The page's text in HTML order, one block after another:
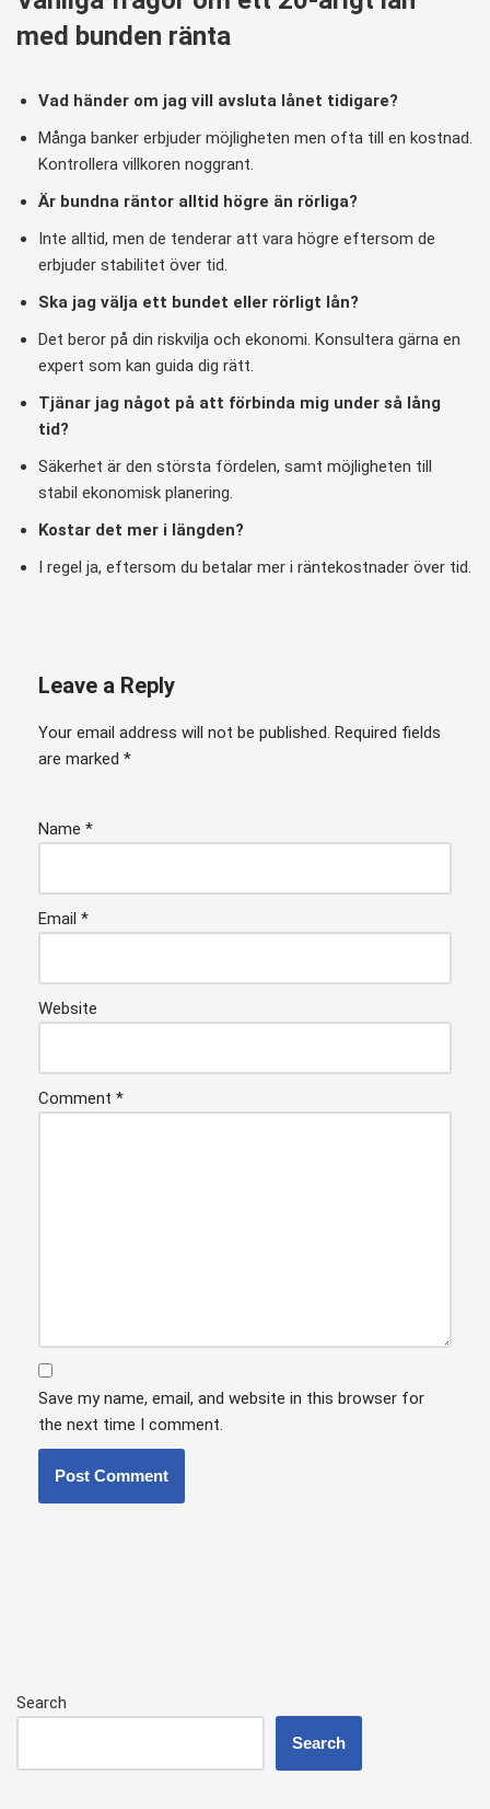
med bunden ränta
Vad händer om jag vill avsluta lånet tidigare?
Många banker erbjuder möjligheten men ofta till en kostnad.
Kontrollera villkoren noggrant.
Är bundna räntor alltid högre än rörliga?
Inte alltid, men de tenderar att vara högre eftersom de
erbjuder stabilitet över tid.
Ska jag välja ett bundet eller rörligt lån?
Det beror på din riskvilja och ekonomi. Konsultera gärna en
expert som kan guida dig rätt.
Tjänar jag något på att förbinda mig under så lång
tid?
Säkerhet är den största fördelen, samt möjligheten till
stabil ekonomisk planering.
Kostar det mer i längden?
I regel ja, eftersom du betalar mer i räntekostnader över tid.
Leave a Reply
Your email address will not be published. Required fields
are marked *
Name *
Email *
Website
Comment *
Save my name, email, and website in this browser for
the next time I comment.
Search
Search